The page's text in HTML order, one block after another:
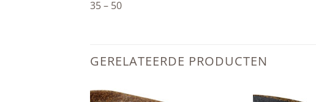
35 – 50
GERELATEERDE PRODUCTEN